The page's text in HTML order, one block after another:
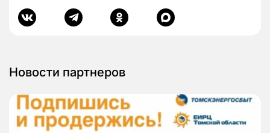
Новости партнеров